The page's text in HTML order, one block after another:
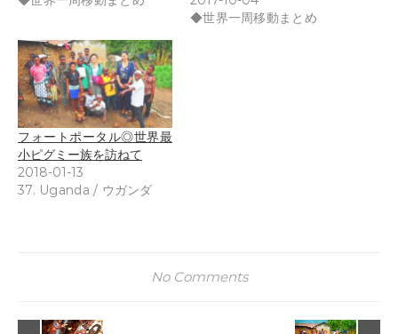
◆世界一周移動まとめ
フォートポータル◎世界最
小ピグミー族を訪ねて
2018-01-13
37. Uganda / ウガンダ
No Comments